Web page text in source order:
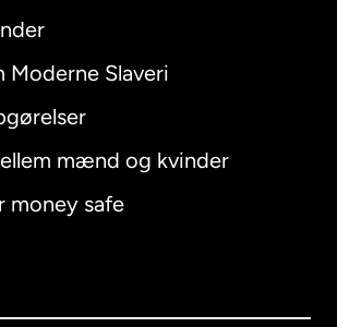
Slaveri
mænd og kvinder
money safe
English